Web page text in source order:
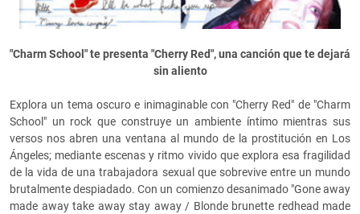
"Charm School" te presenta "Cherry Red", una canción que te dejará
sin aliento
Explora un tema oscuro e inimaginable con "Cherry Red" de "Charm
School" un rock que construye un ambiente íntimo mientras sus
versos nos abren una ventana al mundo de la prostitución en Los
Ángeles; mediante escenas y ritmo vivido que explora esa fragilidad
de la vida de una trabajadora sexual que sobrevive entre un mundo
brutalmente despiadado. Con un comienzo desanimado "Gone away
made away take away stay away / Blonde brunette redhead made